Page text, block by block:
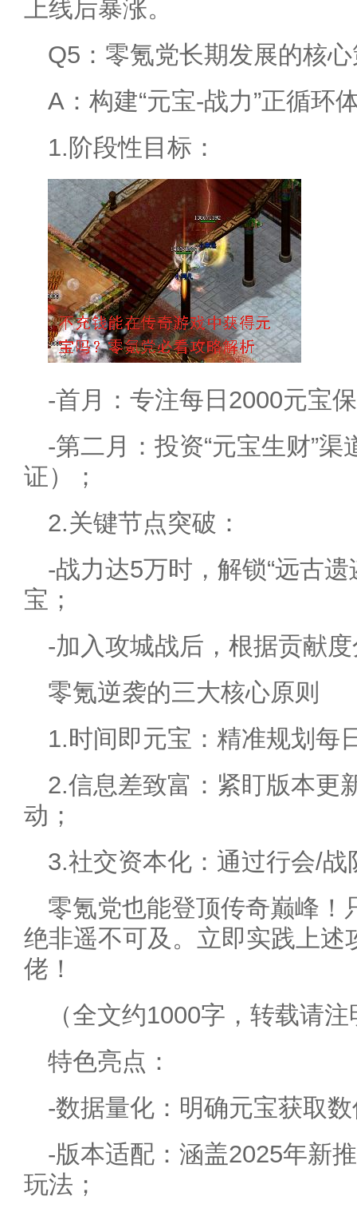
上线后暴涨。
Q5：零氪党长期发展的核
A：构建“元宝-战力”正循环
1.阶段性目标：
-首月：专注每日2000元宝
-第二月：投资“元宝生财”
证）；
2.关键节点突破：
-战力达5万时，解锁“远古
宝；
-加入攻城战后，根据贡献
零氪逆袭的三大核心原则
1.时间即元宝：精准规划每
2.信息差致富：紧盯版本更
动；
3.社交资本化：通过行会/
零氪党也能登顶传奇巅峰！
绝非遥不可及。立即实践上述
佬！
（全文约1000字，转载请
特色亮点：
-数据量化：明确元宝获取
-版本适配：涵盖2025年新
玩法；